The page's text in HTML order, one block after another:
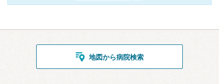
地図から病院検索